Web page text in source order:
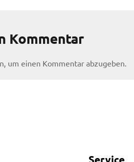
Kommentar
um einen Kommentar abzugeben.